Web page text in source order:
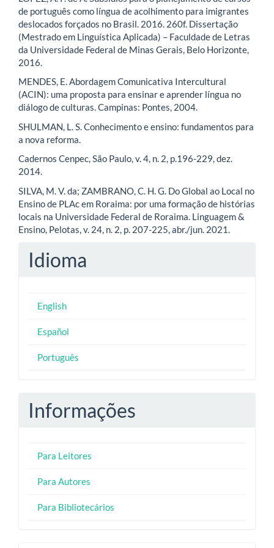
de português como língua de acolhimento para imigrantes
deslocados forçados no Brasil. 2016. 260f. Dissertação
(Mestrado em Linguística Aplicada) – Faculdade de Letras
da Universidade Federal de Minas Gerais, Belo Horizonte,
2016.
MENDES, E. Abordagem Comunicativa Intercultural
(ACIN): uma proposta para ensinar e aprender língua no
diálogo de culturas. Campinas: Pontes, 2004.
SHULMAN, L. S. Conhecimento e ensino: fundamentos para
a nova reforma.
Cadernos Cenpec, São Paulo, v. 4, n. 2, p.196-229, dez.
2014.
SILVA, M. V. da; ZAMBRANO, C. H. G. Do Global ao Local no
Ensino de PLAc em Roraima: por uma formação de histórias
locais na Universidade Federal de Roraima. Linguagem &
Ensino, Pelotas, v. 24, n. 2, p. 207-225, abr./jun. 2021.
Idioma
English
Español
Português
Informações
Para Leitores
Para Autores
Para Bibliotecários